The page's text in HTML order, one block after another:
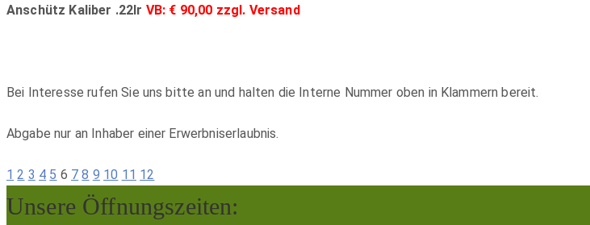
Anschütz Kaliber .22lr VB: € 90,00 zzgl. Versand
Bei Interesse rufen Sie uns bitte an und halten die Interne Nummer oben in Klammern bereit.
Abgabe nur an Inhaber einer Erwerbniserlaubnis.
1 2 3 4 5 6 7 8 9 10 11 12
Unsere Öffnungszeiten: